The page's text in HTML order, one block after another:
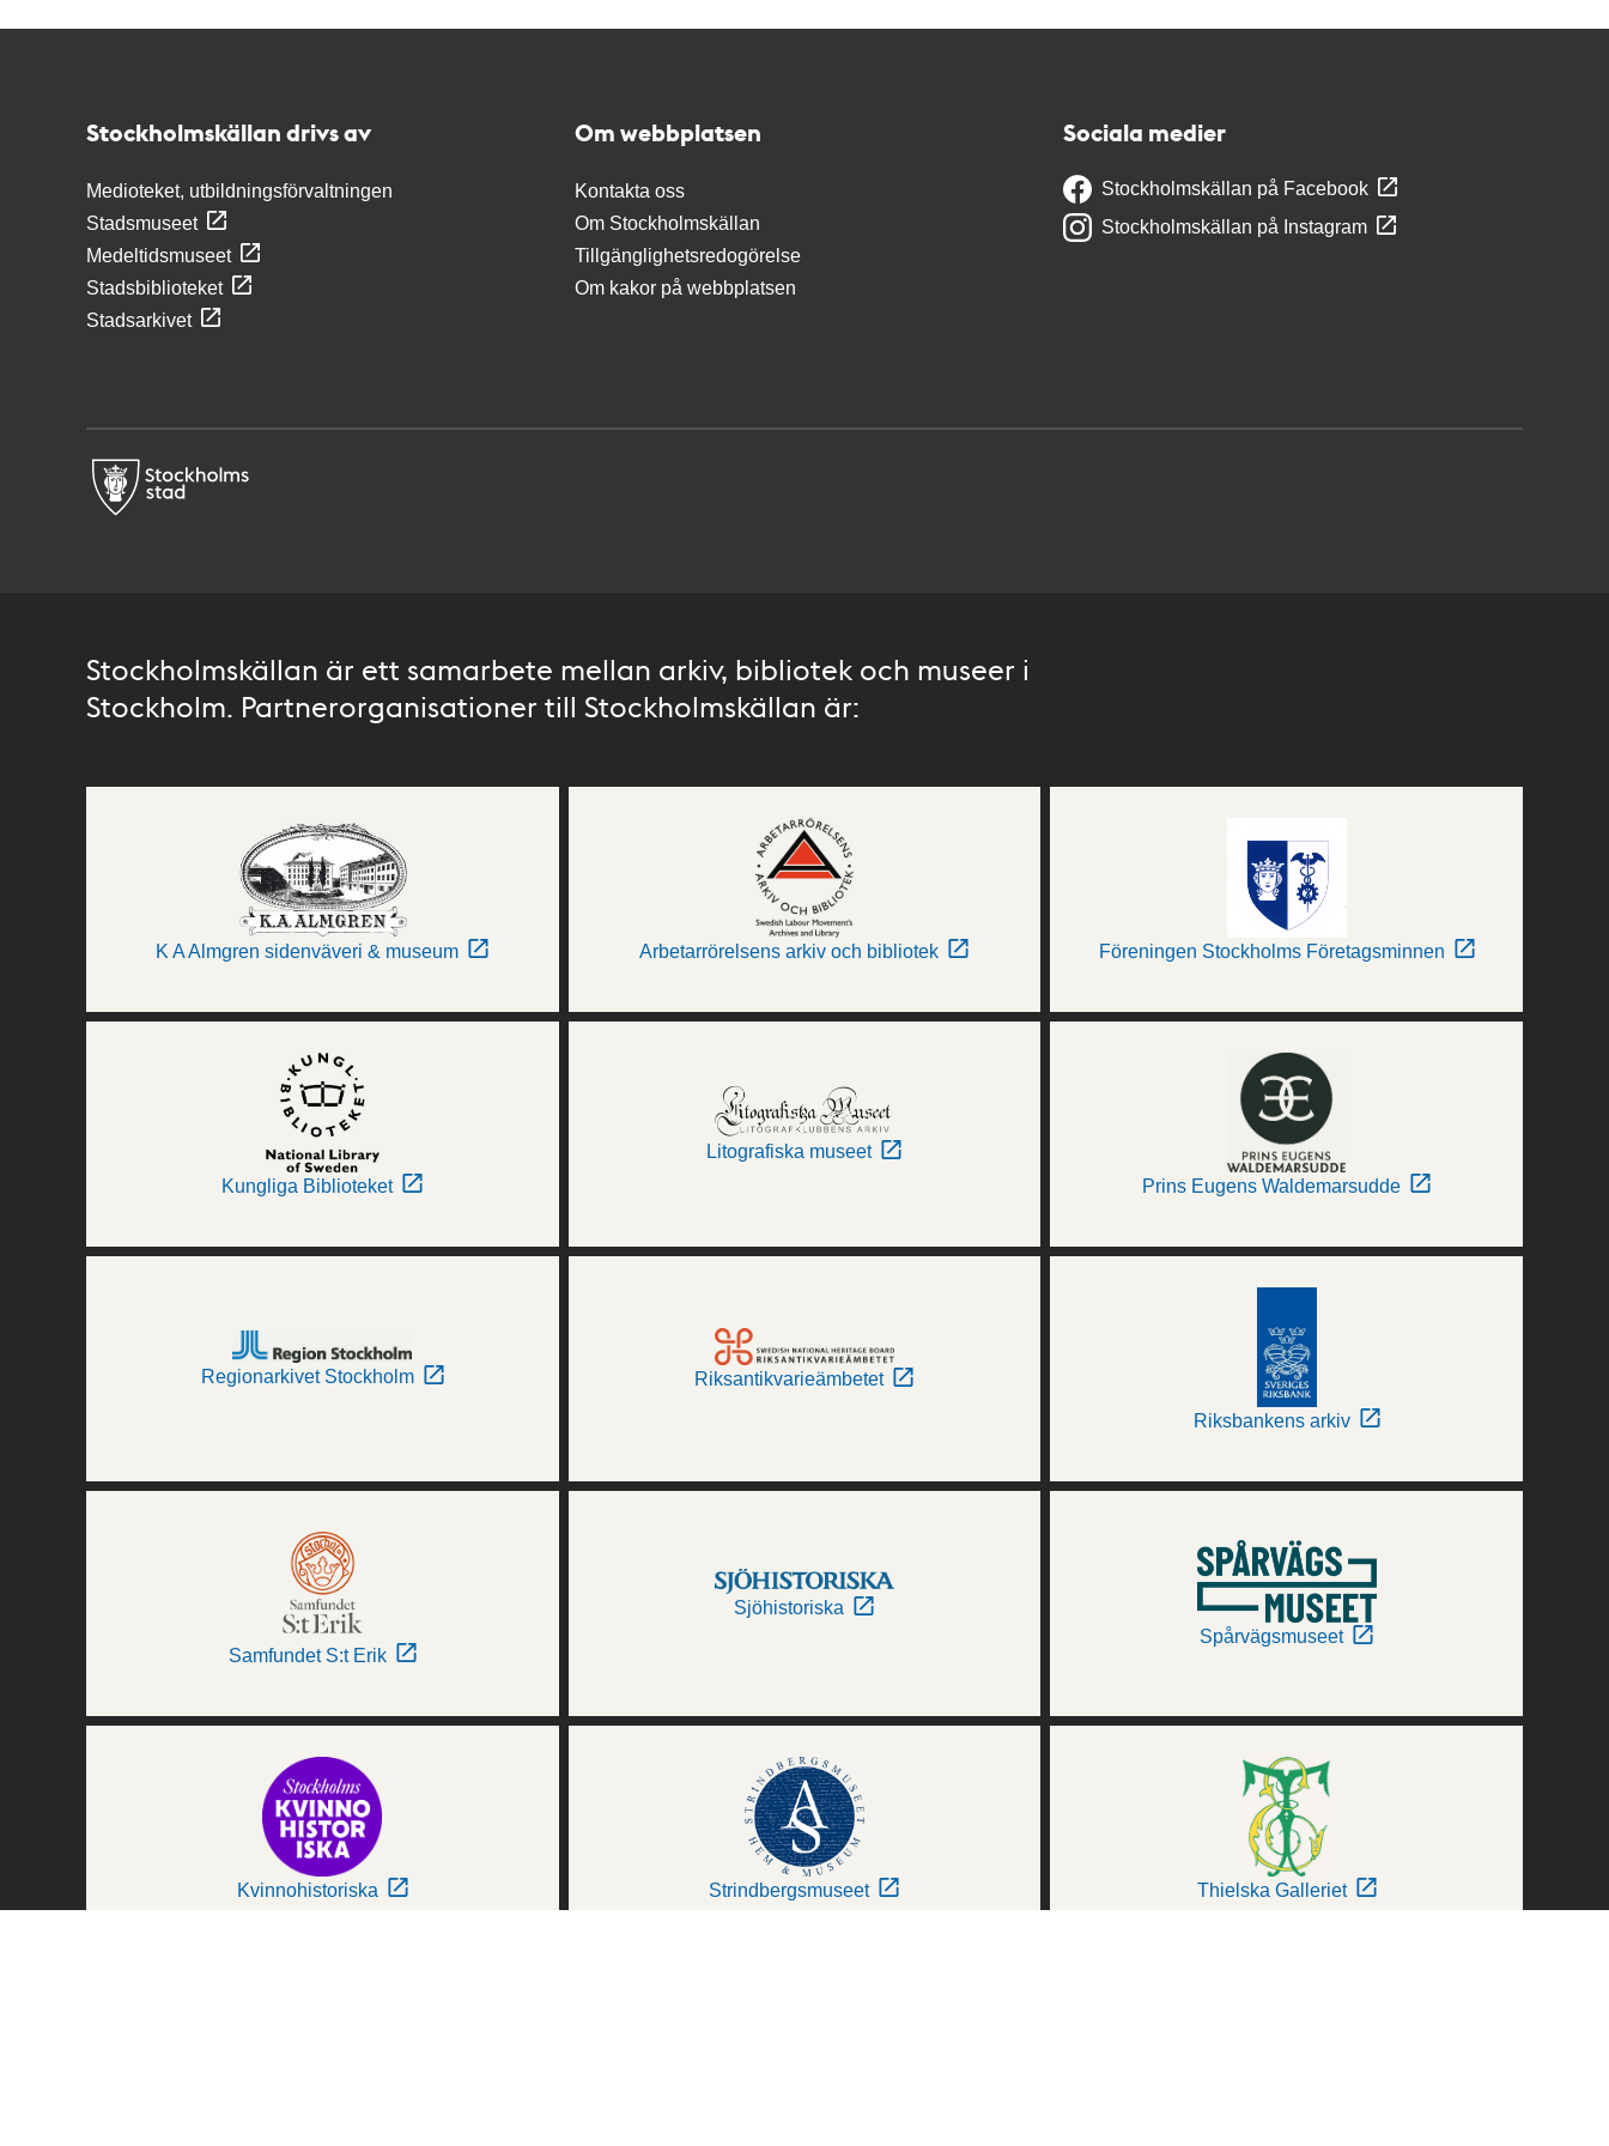
Stockholmskällan drivs av
Medioteket, utbildningsförvaltningen
Stadsmuseet
Medeltidsmuseet
Stadsbiblioteket
Stadsarkivet
Om webbplatsen
Kontakta oss
Om Stockholmskällan
Tillgänglighetsredogörelse
Om kakor på webbplatsen
Sociala medier
Stockholmskällan på Facebook
Stockholmskällan på Instagram
Stockholmskällan är ett samarbete mellan arkiv, bibliotek och museer i
Stockholm. Partnerorganisationer till Stockholmskällan är:
K A Almgren sidenväveri & museum Arbetarrörelsens arkiv och bibliotek Föreningen Stockholms Företagsminnen
Kungliga Biblioteket
Litografiska museet
Prins Eugens Waldemarsudde
Regionarkivet Stockholm Riksantikvarieämbetet
Riksbankens arkiv
Samfundet S:t Erik
Sjöhistoriska
Spårvägsmuseet
Kvinnohistoriska Strindbergsmuseet Thielska Galleriet